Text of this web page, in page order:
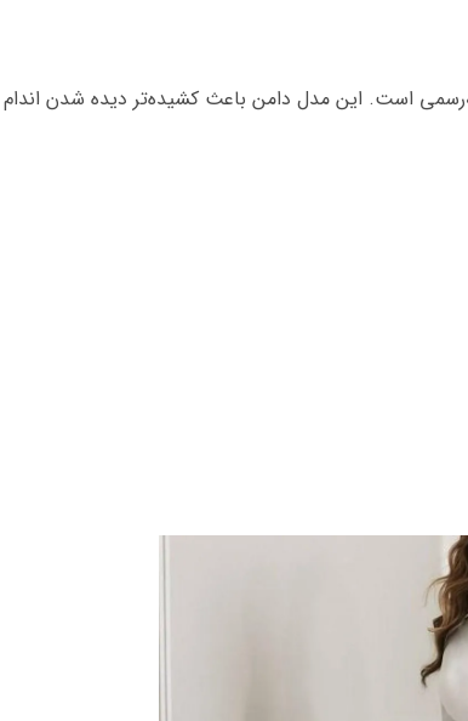
است. این مدل دامن باعث کشیده‌تر دیده شدن